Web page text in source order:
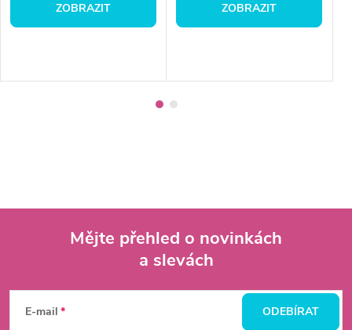
ZOBRAZIT ZOBRAZIT
Mějte přehled o novinkách
a slevách
E-mail ODEBÍRAT